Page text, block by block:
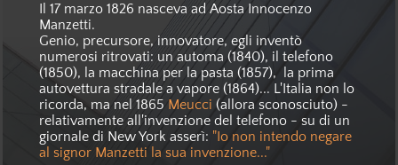
Il 17 marzo 1826 nasceva ad Aosta Innocenzo
Manzetti.
Genio, precursore, innovatore, egli inventò
numerosi ritrovati: un automa (1840), il telefono
(1850), la macchina per la pasta (1857), la prima
autovettura stradale a vapore (1864)... L'Italia non lo
ricorda, ma nel 1865 Meucci (allora sconosciuto) -
relativamente all'invenzione del telefono - su di un
giornale di New York asserì: "Io non intendo negare
al signor Manzetti la sua invenzione..."